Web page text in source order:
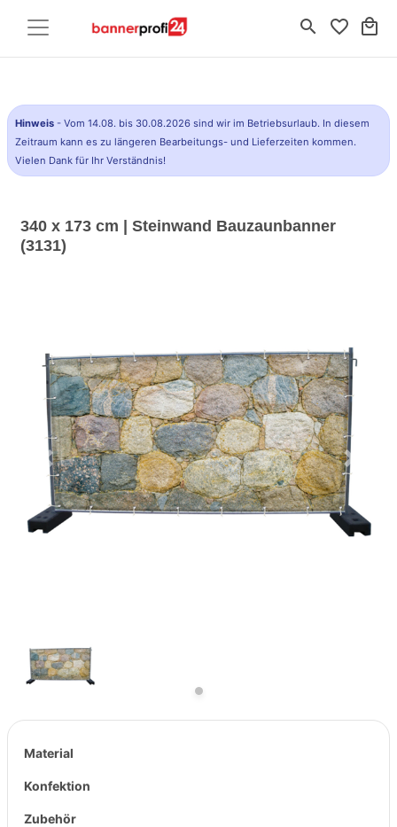
search favorite_border local_mall
Hinweis - Vom 14.08. bis 30.08.2026 sind wir im Betriebsurlaub. In diesem
Zeitraum kann es zu längeren Bearbeitungs- und Lieferzeiten kommen.
Vielen Dank für Ihr Verständnis!
340 x 173 cm | Steinwand Bauzaunbanner
(3131)
Previous Next
Material
Konfektion
Zubehör